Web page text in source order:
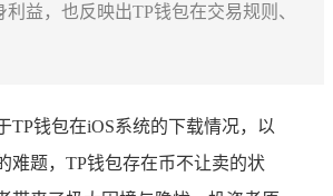
益，也反映出TP钱包在交易规则、
TP钱包在iOS系统的下载情况，以
难题，TP钱包存在币不让卖的状